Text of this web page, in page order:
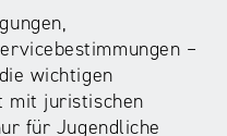
–
wichtigen
mit juristischen
für Jugendliche